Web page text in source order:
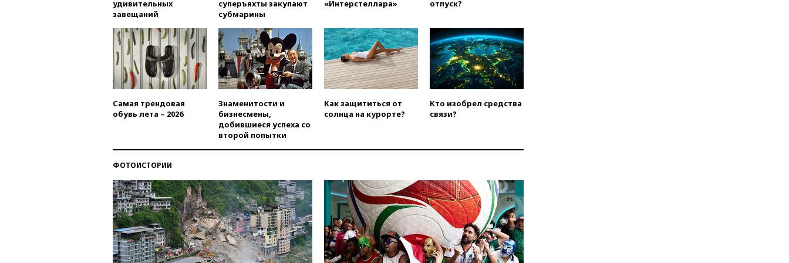
ресторана «Армения» в
Москве вернут утраченную
скульптуру балерины
вчера, 22:45Литовец
протаранил погранпункт при
попытке попасть в Россию
вчера, 22:28 Бессент
анонсировал скорое
при нападении в Чехии
вчера, 22:00Путин поручил
выделить средства на новые
РЛС для Белгородской
области
вчера, 21:56The Atlantic: Маск
отказал Украине в
удивительных
завещаний
суперъяхты закупают
субмарины
«Интерстеллара»
отпуск?
Самая трендовая
обувь лета – 2026
Знаменитости и
бизнесмены,
добившиеся успеха со
второй попытки
Как защититься от
солнца на курорте?
Кто изобрел средства
связи?
ФОТОИСТОРИИ